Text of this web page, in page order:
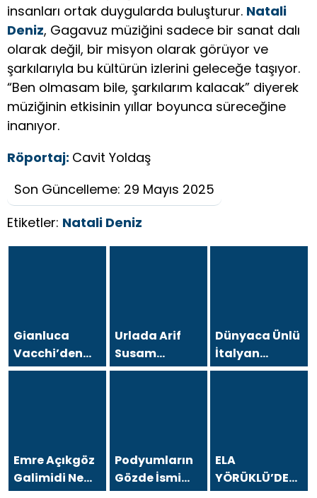
insanları ortak duygularda buluşturur. Natali
Deniz, Gagavuz müziğini sadece bir sanat dalı
olarak değil, bir misyon olarak görüyor ve
şarkılarıyla bu kültürün izlerini geleceğe taşıyor.
“Ben olmasam bile, şarkılarım kalacak” diyerek
müziğinin etkisinin yıllar boyunca süreceğine
inanıyor.
Röportaj: Cavit Yoldaş
Son Güncelleme: 29 Mayıs 2025
Etiketler: Natali Deniz
Gianluca
Vacchi’den
Antalya’da
Urlada Arif
Susam
Rüzgarı
Dünyaca Ünlü
İtalyan
Fenomen
Geliyor!
Emre Açıkgöz
Galimidi New
Podyumların
Gözde İsmi
ELA
YÖRÜKLÜ’DEN